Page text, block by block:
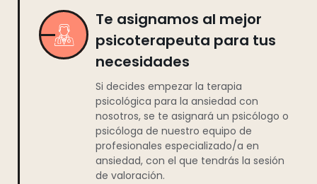
Te asignamos al mejor
psicoterapeuta para tus
necesidades
Si decides empezar la terapia
psicológica para la ansiedad con
nosotros, se te asignará un psicólogo o
psicóloga de nuestro equipo de
profesionales especializado/a en
ansiedad, con el que tendrás la sesión
de valoración.